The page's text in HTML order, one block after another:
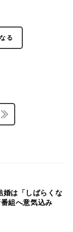
る
婚は「しばらくな
組へ意気込み